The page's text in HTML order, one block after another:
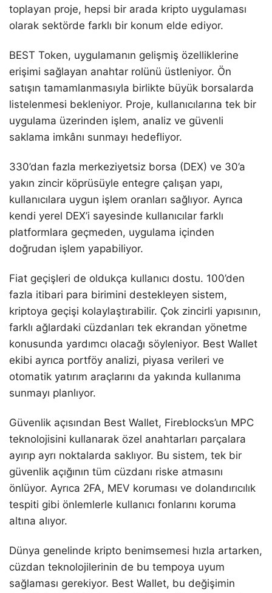
toplayan proje, hepsi bir arada kripto uygulaması
olarak sektörde farklı bir konum elde ediyor.
BEST Token, uygulamanın gelişmiş özelliklerine
erişimi sağlayan anahtar rolünü üstleniyor. Ön
satışın tamamlanmasıyla birlikte büyük borsalarda
listelenmesi bekleniyor. Proje, kullanıcılarına tek bir
uygulama üzerinden işlem, analiz ve güvenli
saklama imkânı sunmayı hedefliyor.
330’dan fazla merkeziyetsiz borsa (DEX) ve 30’a
yakın zincir köprüsüyle entegre çalışan yapı,
kullanıcılara uygun işlem oranları sağlıyor. Ayrıca
kendi yerel DEX’i sayesinde kullanıcılar farklı
platformlara geçmeden, uygulama içinden
doğrudan işlem yapabiliyor.
Fiat geçişleri de oldukça kullanıcı dostu. 100’den
fazla itibari para birimini destekleyen sistem,
kriptoya geçişi kolaylaştırabilir. Çok zincirli yapısının,
farklı ağlardaki cüzdanları tek ekrandan yönetme
konusunda yardımcı olacağı söyleniyor. Best Wallet
ekibi ayrıca portföy analizi, piyasa verileri ve
otomatik yatırım araçlarını da yakında kullanıma
sunmayı planlıyor.
Güvenlik açısından Best Wallet, Fireblocks’un MPC
teknolojisini kullanarak özel anahtarları parçalara
ayırıp ayrı noktalarda saklıyor. Bu sistem, tek bir
güvenlik açığının tüm cüzdanı riske atmasını
önlüyor. Ayrıca 2FA, MEV koruması ve dolandırıcılık
tespiti gibi önlemlerle kullanıcı fonlarını koruma
altına alıyor.
Dünya genelinde kripto benimsemesi hızla artarken,
cüzdan teknolojilerinin de bu tempoya uyum
sağlaması gerekiyor. Best Wallet, bu değişimin